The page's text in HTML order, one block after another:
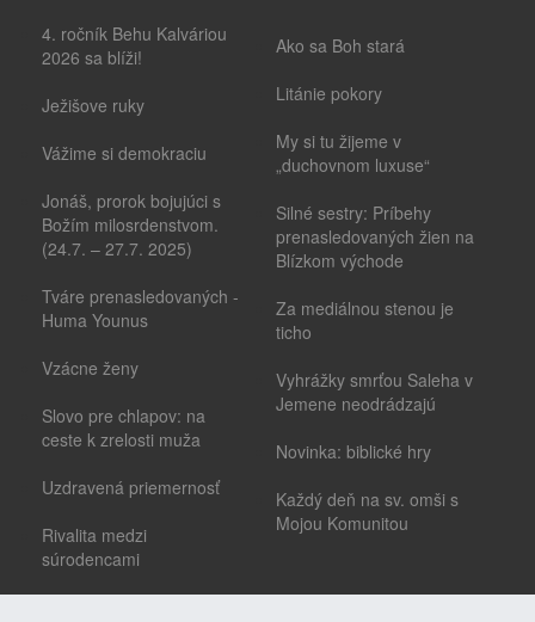
4. ročník Behu Kalváriou
2026 sa blíži!
Ježišove ruky
Vážime si demokraciu
Jonáš, prorok bojujúci s
Božím milosrdenstvom.
(24.7. – 27.7. 2025)
Tváre prenasledovaných -
Huma Younus
Vzácne ženy
Slovo pre chlapov: na
ceste k zrelosti muža
Uzdravená priemernosť
Rivalita medzi
súrodencami
Ako sa Boh stará
Litánie pokory
My si tu žijeme v
„duchovnom luxuse“
Silné sestry: Príbehy
prenasledovaných žien na
Blízkom východe
Za mediálnou stenou je
ticho
Vyhrážky smrťou Saleha v
Jemene neodrádzajú
Novinka: biblické hry
Každý deň na sv. omši s
Mojou Komunitou